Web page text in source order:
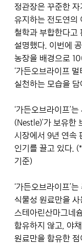
정관장은 꾸준한
유지하는 전도연의
철학과 부합한다고
설명했다. 이번에
농장을 배경으로
‘가든오브라이프
실천하는 모습을 담
‘가든오브라이프’
(Nestle)’가 보유한
시장에서 9년 연속
인기를 끌고 있다.
기준)
‘가든오브라이프’
식물성 원료만을
스테아린산마그네
함유하지 않고, 야
원료만을 함유한 점